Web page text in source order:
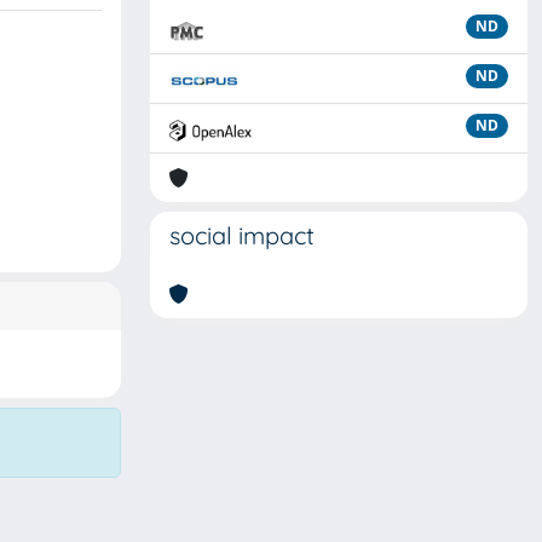
ND
ND
ND
social impact